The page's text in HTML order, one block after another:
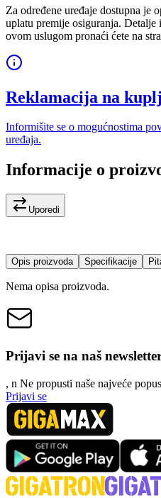
Za određene uređaje dostupna je
uplatu premije osiguranja. Detalje
ovom uslugom pronaći ćete na
Reklamacija na
Informišite se o mogućnostima
uređaja.
Informacije o
Uporedi
Opis proizvoda Specifikacije
Nema opisa proizvoda.
Prijavi se na naš
, n Ne propusti naše najveće
Prijavi se